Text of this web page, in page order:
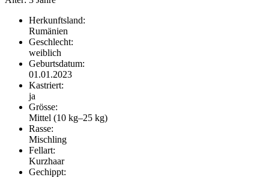
Herkunftsland:
Rumänien
Geschlecht:
weiblich
Geburtsdatum:
01.01.2023
Kastriert:
ja
Grösse:
Mittel (10 kg–25 kg)
Rasse:
Mischling
Fellart:
Kurzhaar
Gechippt: